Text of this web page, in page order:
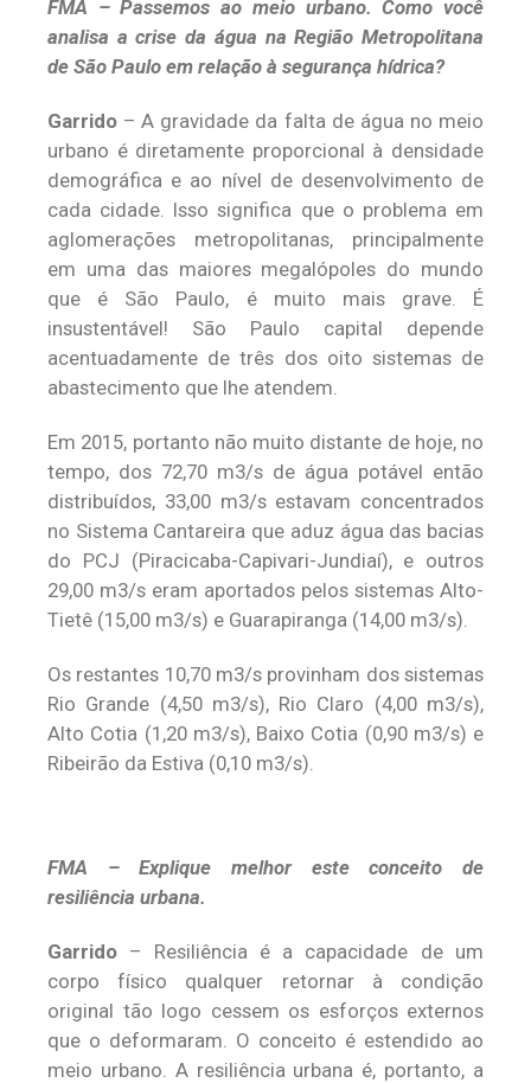
FMA – Passemos ao meio urbano. Como você
analisa a crise da água na Região Metropolitana
de São Paulo em relação à segurança hídrica?
Garrido – A gravidade da falta de água no meio
urbano é diretamente proporcional à densidade
demográfica e ao nível de desenvolvimento de
cada cidade. Isso significa que o problema em
aglomerações metropolitanas, principalmente
em uma das maiores megalópoles do mundo
que é São Paulo, é muito mais grave. É
insustentável! São Paulo capital depende
acentuadamente de três dos oito sistemas de
abastecimento que lhe atendem.
Em 2015, portanto não muito distante de hoje, no
tempo, dos 72,70 m3/s de água potável então
distribuídos, 33,00 m3/s estavam concentrados
no Sistema Cantareira que aduz água das bacias
do PCJ (Piracicaba-Capivari-Jundiaí), e outros
29,00 m3/s eram aportados pelos sistemas Alto-
Tietê (15,00 m3/s) e Guarapiranga (14,00 m3/s).
Os restantes 10,70 m3/s provinham dos sistemas
Rio Grande (4,50 m3/s), Rio Claro (4,00 m3/s),
Alto Cotia (1,20 m3/s), Baixo Cotia (0,90 m3/s) e
Ribeirão da Estiva (0,10 m3/s).
FMA – Explique melhor este conceito de
resiliência urbana.
Garrido – Resiliência é a capacidade de um
corpo físico qualquer retornar à condição
original tão logo cessem os esforços externos
que o deformaram. O conceito é estendido ao
meio urbano. A resiliência urbana é, portanto, a